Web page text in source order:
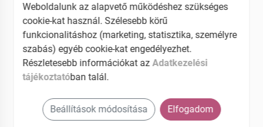
Weboldalunk az alapvető működéshez szükséges
cookie-kat használ. Szélesebb körű
funkcionalitáshoz (marketing, statisztika, személyre
szabás) egyéb cookie-kat engedélyezhet.
Részletesebb információkat az Adatkezelési
tájékoztatóban talál.
Beállítások módosítása Elfogadom